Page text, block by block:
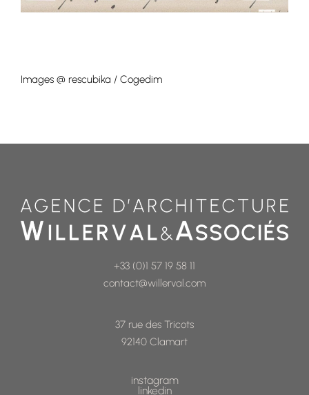
Images @ rescubika / Cogedim
+33 (0)1 57 19 58 11
contact@willerval.com
37 rue des Tricots
92140 Clamart
instagram
linkedin